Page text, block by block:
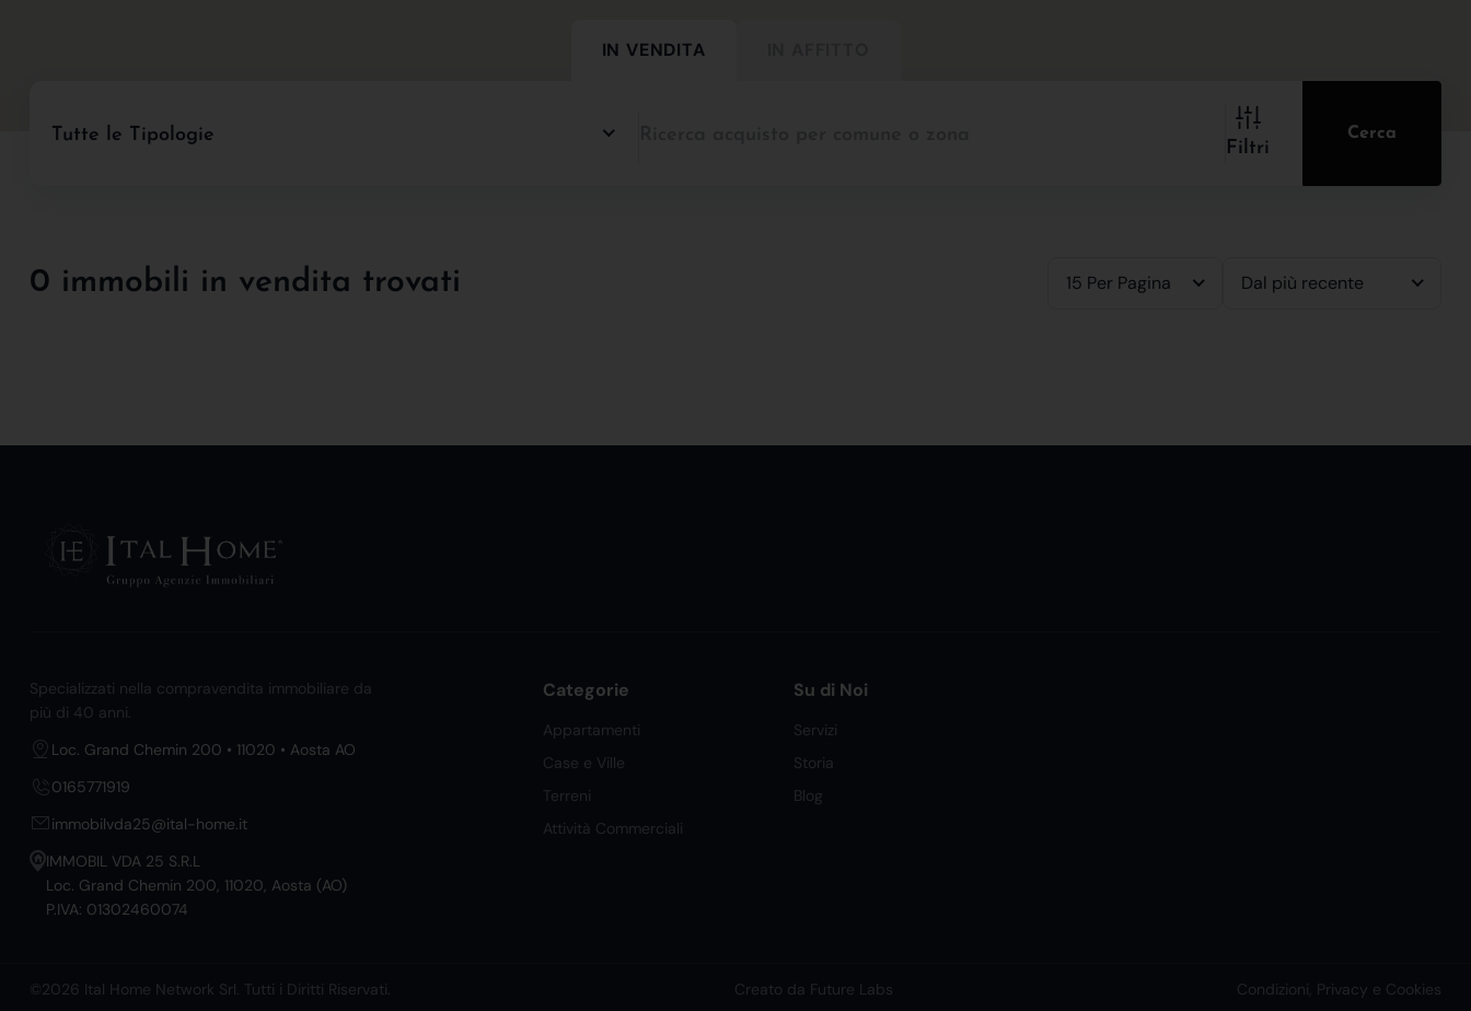
IN VENDITA
Tutte le Tipologie
Filtri
Cerca
0 immobili in vendita trovati 15 Per Pagina Dal più recente
Specializzati nella compravendita immobiliare da
più di 40 anni.
Loc. Grand Chemin 200 • 11020 • Aosta AO
0165771919
immobilvda25@ital-home.it
IMMOBIL VDA 25 S.R.L
Loc. Grand Chemin 200, 11020, Aosta (AO)
P.IVA: 01302460074
Categorie
Appartamenti
Case e Ville
Terreni
Attività Commerciali
Su di Noi
Servizi
Storia
Blog
©2026 Ital Home Network Srl. Tutti i Diritti Riservati. Creato da Future Labs Condizioni, Privacy e Cookies